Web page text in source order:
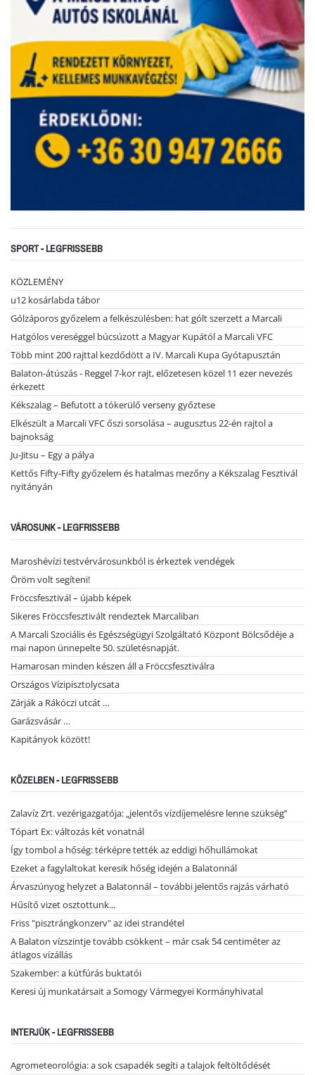
SPORT - LEGFRISSEBB
KÖZLEMÉNY
u12 kosárlabda tábor
Gólzáporos győzelem a felkészülésben: hat gólt szerzett a Marcali
Hatgólos vereséggel búcsúzott a Magyar Kupától a Marcali VFC
Több mint 200 rajttal kezdődött a IV. Marcali Kupa Gyótapusztán
Balaton-átúszás - Reggel 7-kor rajt, előzetesen közel 11 ezer nevezés
érkezett
Kékszalag – Befutott a tókerülő verseny győztese
Elkészült a Marcali VFC őszi sorsolása – augusztus 22-én rajtol a
bajnokság
Ju-Jitsu – Egy a pálya
Kettős Fifty-Fifty győzelem és hatalmas mezőny a Kékszalag Fesztivál
nyitányán
VÁROSUNK - LEGFRISSEBB
Maroshévízi testvérvárosunkból is érkeztek vendégek
Öröm volt segíteni!
Fröccsfesztivál – újabb képek
Sikeres Fröccsfesztivált rendeztek Marcaliban
A Marcali Szociális és Egészségügyi Szolgáltató Központ Bölcsődéje a
mai napon ünnepelte 50. születésnapját.
Hamarosan minden készen áll a Fröccsfesztiválra
Országos Vízipisztolycsata
Zárják a Rákóczi utcát …
Garázsvásár …
Kapitányok között!
KÖZELBEN - LEGFRISSEBB
Zalavíz Zrt. vezérigazgatója: „jelentős vízdíjemelésre lenne szükség”
Tópart Ex: változás két vonatnál
Így tombol a hőség: térképre tették az eddigi hőhullámokat
Ezeket a fagylaltokat keresik hőség idején a Balatonnál
Árvaszúnyog helyzet a Balatonnál – további jelentős rajzás várható
Hűsítő vizet osztottunk...
Friss "pisztrángkonzerv" az idei strandétel
A Balaton vízszintje tovább csökkent – már csak 54 centiméter az
átlagos vízállás
Szakember: a kútfúrás buktatói
Keresi új munkatársait a Somogy Vármegyei Kormányhivatal
INTERJÚK - LEGFRISSEBB
Agrometeorológia: a sok csapadék segíti a talajok feltöltődését